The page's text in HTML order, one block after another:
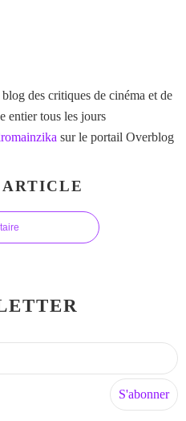
des critiques de cinéma et de
entier tous les jours
sur le portail Overblog